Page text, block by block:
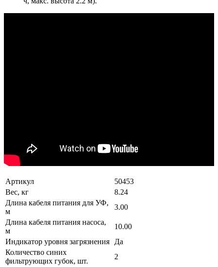
Артикул
50453
Вес, кг
8.24
Длина кабеля питания для УФ,
м
3.00
Длина кабеля питания насоса,
м
10.00
Индикатор уровня загрязнения
Да
Количество синих
фильтрующих губок, шт.
2